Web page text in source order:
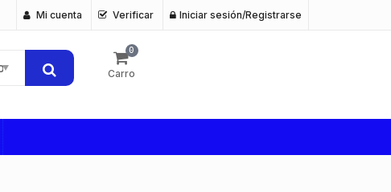
Mi cuenta Verificar Iniciar sesión/Registrarse
0
Carro